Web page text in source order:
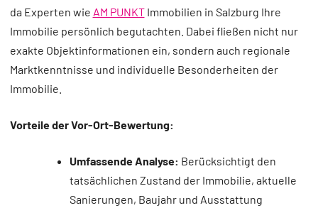
da Experten wie AM PUNKTImmobilien in Salzburg Ihre
Immobilie persönlich begutachten. Dabei fließen nicht nur
exakte Objektinformationen ein, sondern auch regionale
Marktkenntnisse und individuelle Besonderheiten der
Immobilie.
Vorteile der Vor-Ort-Bewertung:
Umfassende Analyse: Berücksichtigt den
tatsächlichen Zustand der Immobilie, aktuelle
Sanierungen, Baujahr und Ausstattung